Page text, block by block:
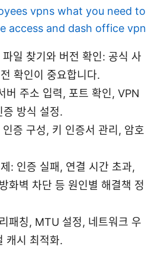
vpns what you need to
access and dash office vpn
일 찾기와 버전 확인: 공식 사
확인이 중요합니다.
버 주소 입력, 포트 확인, VPN
방식 설정.
증 구성, 키 인증서 관리, 암호
: 인증 실패, 연결 시간 초과,
화벽 차단 등 원인별 해결책 정
패칭, MTU 설정, 네트워크 우
캐시 최적화.